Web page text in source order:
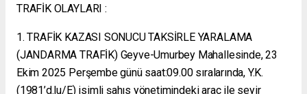
TRAFİK OLAYLARI :
1. TRAFİK KAZASI SONUCU TAKSİRLE YARALAMA
(JANDARMA TRAFİK) Geyve-Umurbey Mahallesinde, 23
Ekim 2025 Perşembe günü saat:09.00 sıralarında, Y.K.
(1981’d.lu/E) isimli şahıs yönetimindeki araç ile seyir